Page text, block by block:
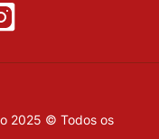
2025 © Todos os